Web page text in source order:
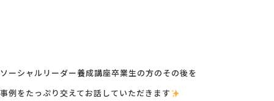
ソーシャルリーダー養成講座卒業生の方のその後を
事例をたっぷり交えてお話していただきます